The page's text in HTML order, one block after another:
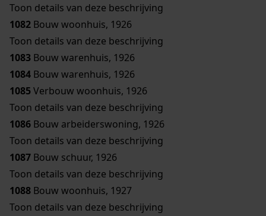
Toon details van deze beschrijving
1082 Bouw woonhuis, 1926
Toon details van deze beschrijving
1083 Bouw warenhuis, 1926
1084 Bouw warenhuis, 1926
1085Verbouw woonhuis, 1926
Toon details van deze beschrijving
1086 Bouw arbeiderswoning, 1926
Toon details van deze beschrijving
1087 Bouw schuur, 1926
Toon details van deze beschrijving
1088 Bouw woonhuis, 1927
Toon details van deze beschrijving